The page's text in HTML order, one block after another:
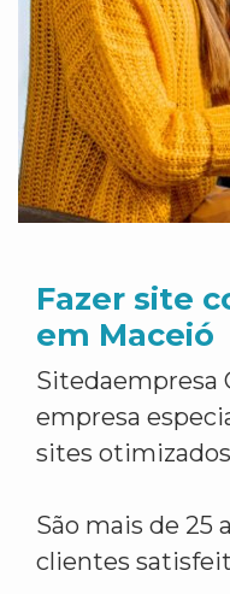
Fazer site
em Maceió
Sitedaempresa
empresa
sites
São mais de 25
clientes